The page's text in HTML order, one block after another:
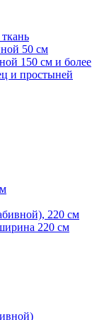
50 см
150 см и более
и простыней
220 см
220 см